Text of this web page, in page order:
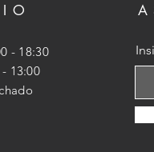
- 18:30
13:00